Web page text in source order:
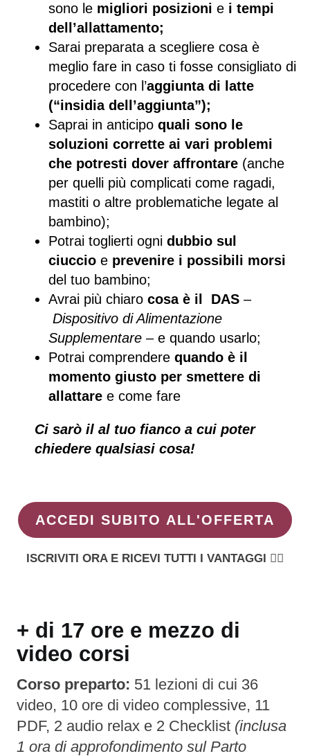
sono le migliori posizioni e i tempi
dell’allattamento;
Sarai preparata a scegliere cosa è
meglio fare in caso ti fosse consigliato di
procedere con l’aggiunta di latte
(“insidia dell’aggiunta”);
Saprai in anticipo quali sono le
soluzioni corrette ai vari problemi
che potresti dover affrontare (anche
per quelli più complicati come ragadi,
mastiti o altre problematiche legate al
bambino);
Potrai toglierti ogni dubbio sul
ciuccio e prevenire i possibili morsi
del tuo bambino;
Avrai più chiaro cosa è il DAS –
Dispositivo di Alimentazione
Supplementare – e quando usarlo;
Potrai comprendere quando è il
momento giusto per smettere di
allattare e come fare
Ci sarò il al tuo fianco a cui poter
chiedere qualsiasi cosa!
ACCEDI SUBITO ALL'OFFERTA
ISCRIVITI ORA E RICEVI TUTTI I VANTAGGI 👇🏻
+ di 17 ore e mezzo di
video corsi
Corso preparto: 51 lezioni di cui 36
video, 10 ore di video complessive, 11
PDF, 2 audio relax e 2 Checklist (inclusa
1 ora di approfondimento sul Parto